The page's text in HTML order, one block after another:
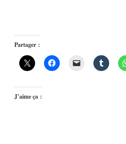
Partager :
J’aime ça :